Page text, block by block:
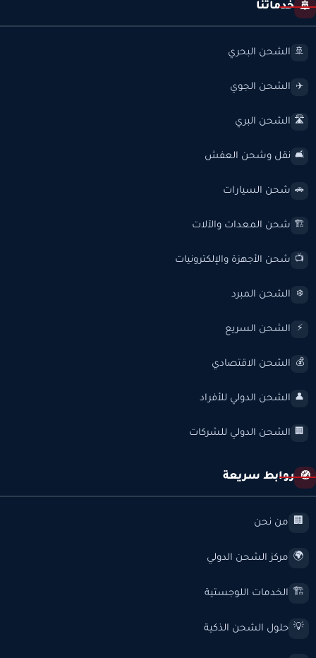
🚢 خدماتنا
🚢 الشحن البحري
✈️ الشحن الجوي
🛣️ الشحن البري
🛋️ نقل وشحن العفش
🚗 شحن السيارات
🏗️ شحن المعدات والآلات
📺 شحن الأجهزة والإلكترونيات
❄️ الشحن المبرد
⚡ الشحن السريع
💰 الشحن الاقتصادي
👤 الشحن الدولي للأفراد
🏢 الشحن الدولي للشركات
🧭 روابط سريعة
🏢 من نحن
🌍 مركز الشحن الدولي
🏗️ الخدمات اللوجستية
💡 حلول الشحن الذكية